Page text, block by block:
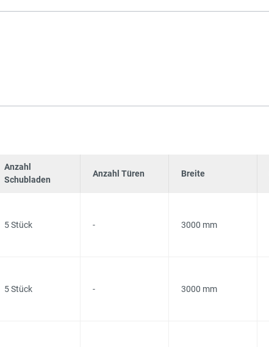
Anzahl
Schubladen
Anzahl Türen Breite
5 Stück - 3000 mm
5 Stück - 3000 mm